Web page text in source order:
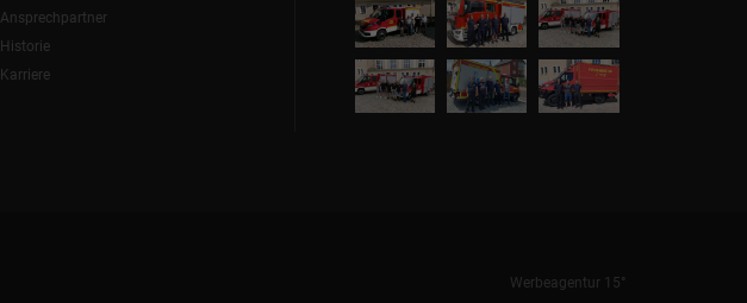
Ansprechpartner
Historie
Karriere
Werbeagentur 15°